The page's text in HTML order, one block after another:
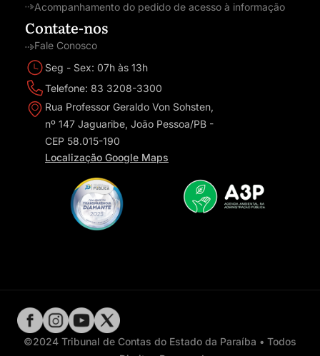
Acompanhamento do pedido de acesso à informação
Contate-nos
Fale Conosco
Seg - Sex: 07h às 13h
Telefone: 83 3208-3300
Rua Professor Geraldo Von Sohsten,
nº 147 Jaguaribe, João Pessoa/PB -
CEP 58.015-190
Localização Google Maps
©2024 Tribunal de Contas do Estado da Paraíba • Todos